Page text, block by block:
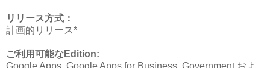
リリース方式：
計画的リリース*
ご利用可能なEdition:
Google Apps, Google Apps for Business, Government およ